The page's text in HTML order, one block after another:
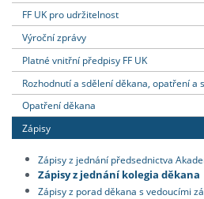
FF UK pro udržitelnost
Výroční zprávy
Platné vnitřní předpisy FF UK
Rozhodnutí a sdělení děkana, opatření a
Opatření děkana
Zápisy
Zápisy z jednání předsednictva
Zápisy z jednání kolegia děkana
Zápisy z porad děkana s vedoucími